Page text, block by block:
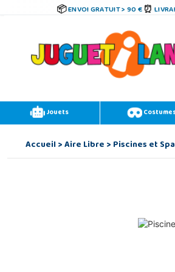
ENVOI GRATUIT > 90 €
Jouets
Accueil>Aire Libre>Piscines et